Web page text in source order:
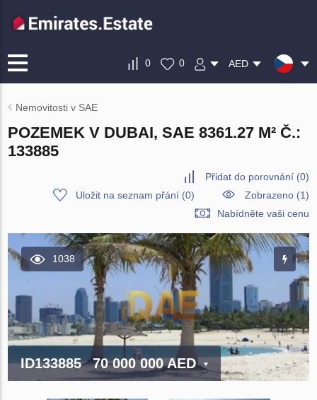
0 0 AED
Nemovitosti v SAE
POZEMEK V DUBAI, SAE 8361.27 M² Č.:
133885
Přidat do porovnání(0)
Uložit na seznam přání(0)
Zobrazeno (1)
Nabídněte vaši cenu
1038
ID133885 70 000 000 AED